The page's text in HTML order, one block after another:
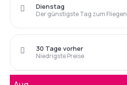
Der günstigste Tag zum Fliegen
Dienstag
Niedrigste Preise
30 Tage vorher